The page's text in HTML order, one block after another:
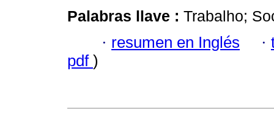
Palabras llave : Trabalho;
· resumen en Inglés ·
pdf )